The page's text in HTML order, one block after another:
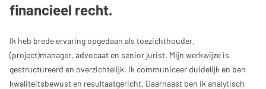
financieel recht.
Ik heb brede ervaring opgedaan als toezichthouder,
(project)manager, advocaat en senior jurist. Mijn werkwijze is
gestructureerd en overzichtelijk. Ik communiceer duidelijk en ben
kwaliteitsbewust en resultaatgericht. Daarnaast ben ik analytisch